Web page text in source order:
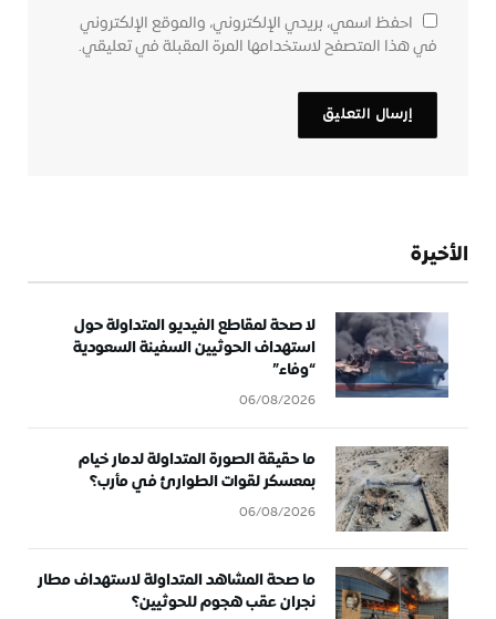
احفظ اسمي، بريدي الإلكتروني، والموقع الإلكتروني
في هذا المتصفح لاستخدامها المرة المقبلة في تعليقي.
الأخيرة
لا صحة لمقاطع الفيديو المتداولة حول
استهداف الحوثيين السفينة السعودية
“وفاء”
06/08/2026
ما حقيقة الصورة المتداولة لدمار خيام
بمعسكر لقوات الطوارئ في مأرب؟
06/08/2026
ما صحة المشاهد المتداولة لاستهداف مطار
نجران عقب هجوم للحوثيين؟